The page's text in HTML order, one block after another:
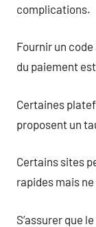
complications.
Fournir un
du paiement
Certaines
proposent un
Certains sites
rapides mais
S’assurer que